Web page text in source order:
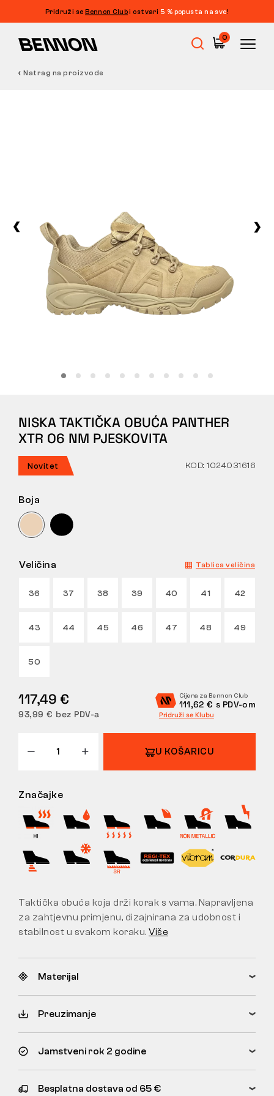
Pridruži seBennon Clubi ostvari 5 % popusta na sve!
0
Obuća za slobodno vrijeme
Tactical
O NAMA
LABORATORIJ BENNON
TRGOVINA I BISTRO
KONTAKT
POVRATI
Natrag na proizvode
NISKA TAKTIČKA OBUĆA PANTHER
XTR O6 NM PJESKOVITA
Novitet KOD: 1024031616
Boja
Veličina Tablica veličina
36 37 38 39 40 41 42
43 44 45 46 47 48 49
50
117,49 €
93,99 € bez PDV-a
Cijena za Bennon Club
111,62 € s PDV-om
Pridruži se Klubu
U KOŠARICU
Značajke
Taktička obuća koja drži korak s vama. Napravljena
za zahtjevnu primjenu, dizajnirana za udobnost i
stabilnost u svakom koraku. Više
Materijal
Preuzimanje
Jamstveni rok 2 godine
Besplatna dostava od 65 €